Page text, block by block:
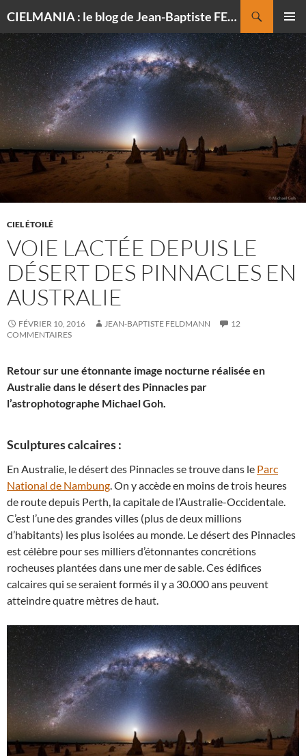
CIELMANIA : le blog de Jean-Baptiste FELDMANN, photographe du ciel
MENU
AU
CONTENU
CIEL ÉTOILÉ
VOIE LACTÉE DEPUIS LE
DÉSERT DES PINNACLES EN
AUSTRALIE
FÉVRIER 10, 2016 JEAN-BAPTISTE FELDMANN
12
COMMENTAIRES
Retour sur une étonnante image nocturne réalisée en
Australie dans le désert des Pinnacles par
l’astrophotographe Michael Goh.
Sculptures calcaires :
En Australie, le désert des Pinnacles se trouve dans le Parc
National de Nambung. On y accède en moins de trois heures
de route depuis Perth, la capitale de l’Australie-Occidentale.
C’est l’une des grandes villes (plus de deux millions
d’habitants) les plus isolées au monde. Le désert des Pinnacles
est célèbre pour ses milliers d’étonnantes concrétions
rocheuses plantées dans une mer de sable. Ces édifices
calcaires qui se seraient formés il y a 30.000 ans peuvent
atteindre quatre mètres de haut.